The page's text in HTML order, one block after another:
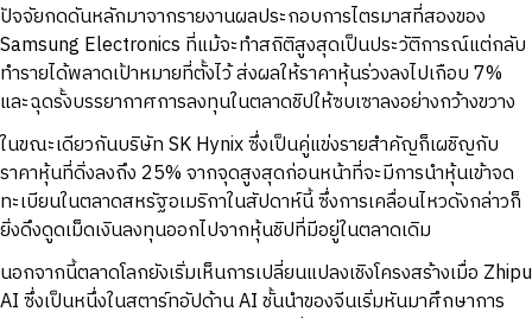
ปัจจัยกดดันหลักมาจากรายงานผลประกอบการไตรมาสที่สองของ
Samsung Electronics ที่แม้จะทำสถิติสูงสุดเป็นประวัติการณ์แต่กลับ
ทำรายได้พลาดเป้าหมายที่ตั้งไว้ ส่งผลให้ราคาหุ้นร่วงลงไปเกือบ 7%
และฉุดรั้งบรรยากาศการลงทุนในตลาดชิปให้ซบเซาลงอย่างกว้างขวาง
ในขณะเดียวกันบริษัท SK Hynix ซึ่งเป็นคู่แข่งรายสำคัญก็เผชิญกับ
ราคาหุ้นที่ดิ่งลงถึง 25% จากจุดสูงสุดก่อนหน้าที่จะมีการนำหุ้นเข้าจด
ทะเบียนในตลาดสหรัฐอเมริกาในสัปดาห์นี้ ซึ่งการเคลื่อนไหวดังกล่าวก็
ยิ่งดึงดูดเม็ดเงินลงทุนออกไปจากหุ้นชิปที่มีอยู่ในตลาดเดิม
นอกจากนี้ตลาดโลกยังเริ่มเห็นการเปลี่ยนแปลงเชิงโครงสร้างเมื่อ Zhipu
AI ซึ่งเป็นหนึ่งในสตาร์ทอัปด้าน AI ชั้นนำของจีนเริ่มหันมาศึกษาการ